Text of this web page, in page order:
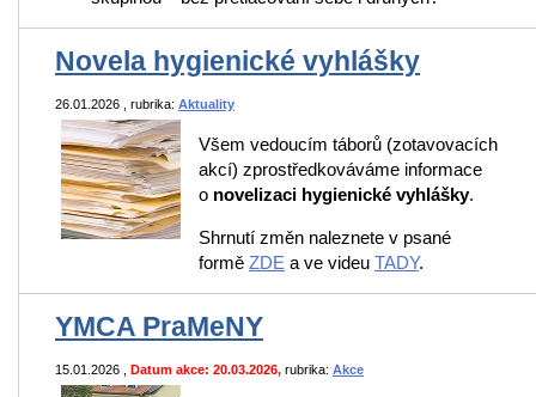
Novela hygienické vyhlášky
26.01.2026 , rubrika: Aktuality
Všem vedoucím táborů (zotavovacích
akcí) zprostředkováváme informace
o novelizaci hygienické vyhlášky.
Shrnutí změn naleznete v psané
formě ZDE a ve videu TADY.
YMCA PraMeNY
15.01.2026 Datum akce: 20.03.2026, rubrika: Akce